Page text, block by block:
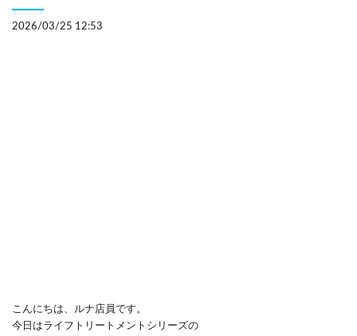
2026/03/25 12:53
こんにちは、ルナ店員です。
今日はライフトリートメントシリーズの